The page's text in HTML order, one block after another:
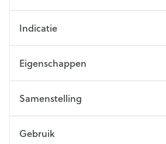
Indicatie
Eigenschappen
Samenstelling
Gebruik